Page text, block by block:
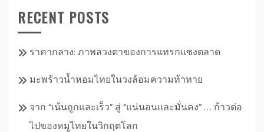
RECENT POSTS
ราคากลาง: ภาพลวงตาของการแทรกแซงตลาด
มะพร้าวน้ำหอมไทยในวงล้อมความท้าทาย
จาก “เน้นถูกและเร็ว” สู่ “แน่นอนและมั่นคง” … ก้าวต่อ
ไปของหมูไทยในวิกฤตโลก